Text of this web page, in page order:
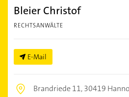
Bleier Christof
RECHTSANWÄLTE
E-Mail
Brandriede 11,30419